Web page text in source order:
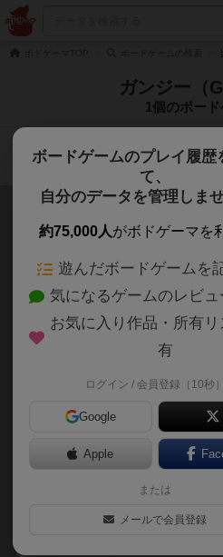
ガンジー（
1個のボー
検索メ
フラムル
Fram
15～20分
引き上げられた宝物を競り落とせ❗代価
クトゥルーモチーフの競りゲーム！！
るが、競り落とせば使ったパワーはそ
り落とせなくてもマイナス1点！！ 宝物
ララシス（rerasiu）
ボードゲームのプレイ履歴
て、
自分のデータを管理しま
約75,000人がボドゲーマを
遊んだボードゲームを
気になるゲームのレビュ
お気に入り作品・所有
有
ログイン / 会員登録（10秒）
Google
Apple
または
メールで会員登録